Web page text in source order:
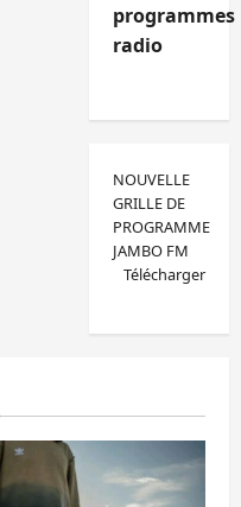
programmes
radio
NOUVELLE
GRILLE DE
PROGRAMME
JAMBO FM
Télécharger